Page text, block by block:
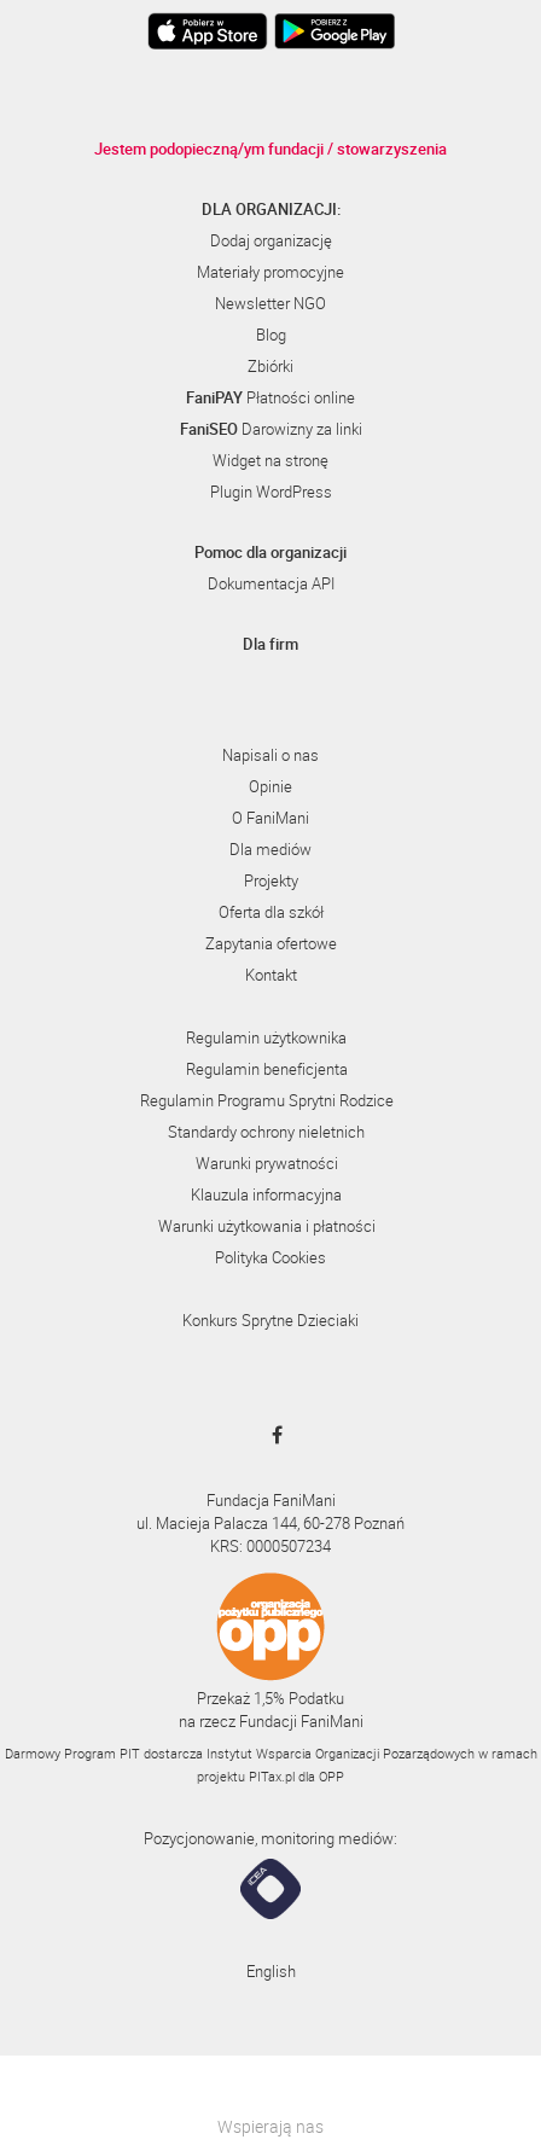
Jestem podopieczną/ym fundacji / stowarzyszenia
DLA ORGANIZACJI:
Dodaj organizację
Materiały promocyjne
Newsletter NGO
Blog
Zbiórki
FaniPAY Płatności online
FaniSEODarowizny za linki
Widget na stronę
Plugin WordPress
Pomoc dla organizacji
Dokumentacja API
Dla firm
Napisali o nas
Opinie
O FaniMani
Dla mediów
Projekty
Oferta dla szkół
Zapytania ofertowe
Kontakt
Regulamin użytkownika
Regulamin beneficjenta
Regulamin Programu Sprytni Rodzice
Standardy ochrony nieletnich
Warunki prywatności
Klauzula informacyjna
Warunki użytkowania i płatności
Polityka Cookies
Konkurs Sprytne Dzieciaki
Fundacja FaniMani
ul. Macieja Palacza 144, 60-278 Poznań
KRS: 0000507234
Przekaż 1,5% Podatku
na rzecz Fundacji FaniMani
Darmowy Program PIT dostarcza Instytut Wsparcia Organizacji Pozarządowych w ramach
projektu PITax.pl dla OPP
Pozycjonowanie, monitoring mediów:
English
Wspierają nas